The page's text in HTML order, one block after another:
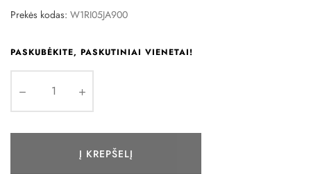
Prekės kodas: W1RI05JA900
PASKUBĖKITE, PASKUTINIAI VIENETAI!
Į KREPŠELĮ